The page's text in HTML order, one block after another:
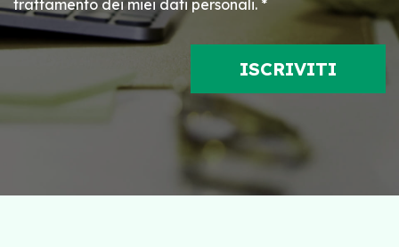
trattamento dei miei dati personali. *